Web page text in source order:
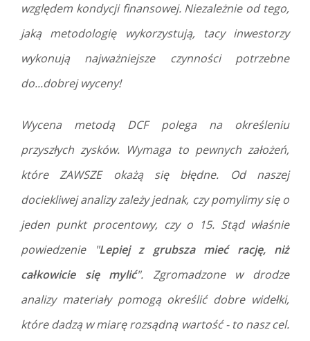
względem kondycji finansowej. Niezależnie od tego,
jaką metodologię wykorzystują, tacy inwestorzy
wykonują najważniejsze czynności potrzebne
do...dobrej wyceny!
Wycena metodą DCF polega na określeniu
przyszłych zysków. Wymaga to pewnych założeń,
które ZAWSZE okażą się błędne. Od naszej
dociekliwej analizy zależy jednak, czy pomylimy się o
jeden punkt procentowy, czy o 15. Stąd właśnie
powiedzenie "Lepiej z grubsza mieć rację, niż
całkowicie się mylić". Zgromadzone w drodze
analizy materiały pomogą określić dobre widełki,
które dadzą w miarę rozsądną wartość - to nasz cel.